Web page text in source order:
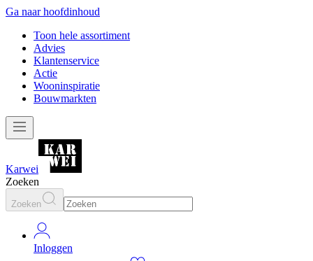
Ga naar hoofdinhoud
Toon hele assortiment
Advies
Klantenservice
Actie
Wooninspiratie
Bouwmarkten
Karwei
Zoeken
Zoeken
Inloggen